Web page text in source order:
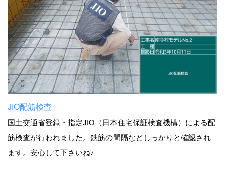
JIO配筋検査
国土交通省登録・指定JIO（日本住宅保証検査機構）による配
筋検査が行われました。鉄筋の間隔などしっかりと確認され
ます。安心して下さいね♪